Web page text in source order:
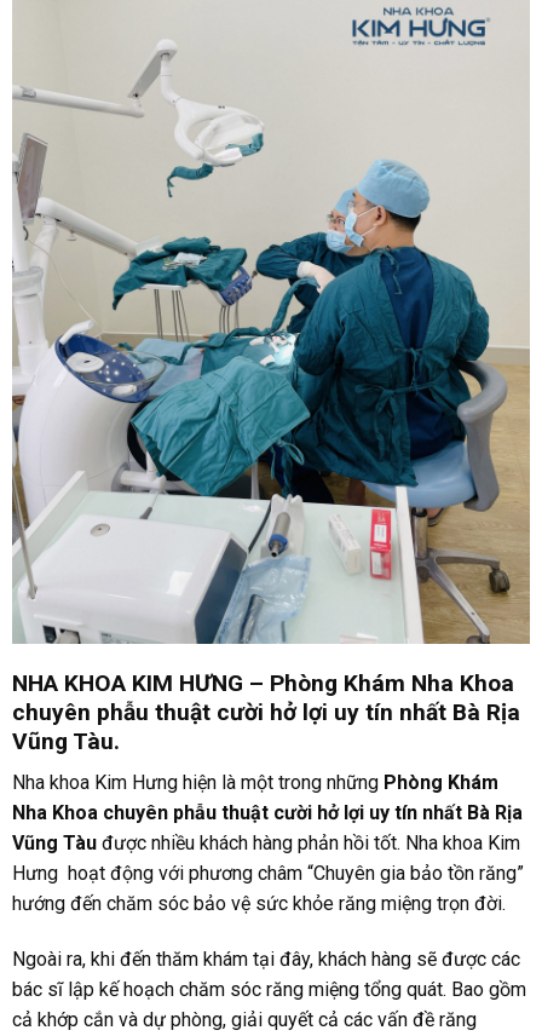
NHA KHOA KIM HƯNG – Phòng Khám Nha Khoa
chuyên phẫu thuật cười hở lợi uy tín nhất Bà Rịa
Vũng Tàu.
Nha khoa Kim Hưng hiện là một trong những Phòng Khám
Nha Khoa chuyên phẫu thuật cười hở lợi uy tín nhất Bà Rịa
Vũng Tàuđược nhiều khách hàng phản hồi tốt. Nha khoa Kim
Hưng hoạt động với phương châm “Chuyên gia bảo tồn răng”
hướng đến chăm sóc bảo vệ sức khỏe răng miệng trọn đời.
Ngoài ra, khi đến thăm khám tại đây, khách hàng sẽ được các
bác sĩ lập kế hoạch chăm sóc răng miệng tổng quát. Bao gồm
cả khớp cắn và dự phòng, giải quyết cả các vấn đề răng